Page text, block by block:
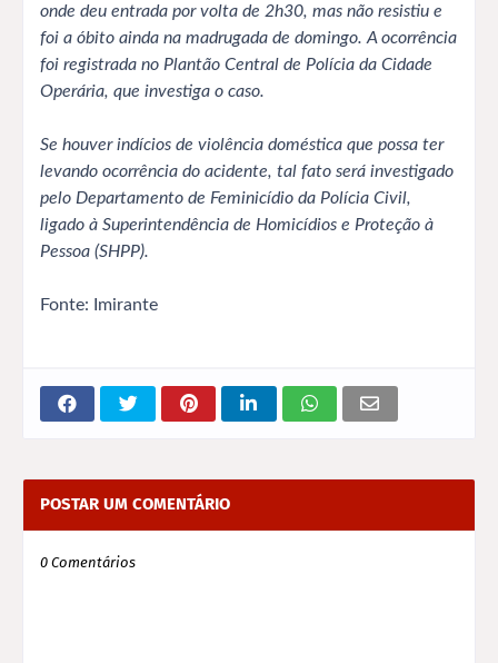
onde deu entrada por volta de 2h30, mas não resistiu e
foi a óbito ainda na madrugada de domingo. A ocorrência
foi registrada no Plantão Central de Polícia da Cidade
Operária, que investiga o caso.
Se houver indícios de violência doméstica que possa ter
levando ocorrência do acidente, tal fato será investigado
pelo Departamento de Feminicídio da Polícia Civil,
ligado à Superintendência de Homicídios e Proteção à
Pessoa (SHPP).
Fonte: Imirante
POSTAR UM COMENTÁRIO
0 Comentários